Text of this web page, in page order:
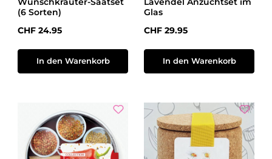
(6 Sorten)
Regulärer Preis:
CHF 24.95
In den Warenkorb
Glas
Regulärer Preis:
CHF 29.95
In den Warenkorb